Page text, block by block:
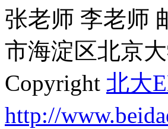
张老师 李老师
市海淀区北京
Copyright 北大
http://